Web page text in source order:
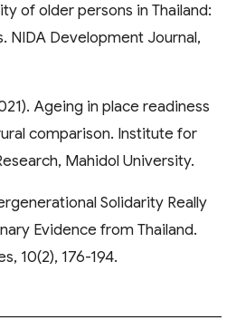
of older persons in Thailand:
NIDA Development Journal,
Ageing in place readiness
comparison. Institute for
Mahidol University.
Solidarity Really
Evidence from Thailand.
10(2), 176-194.